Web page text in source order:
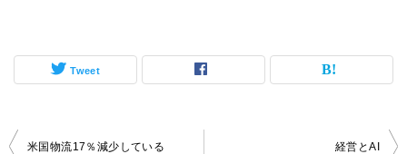
Tweet
投
米国物流17％減少している 経営とAI